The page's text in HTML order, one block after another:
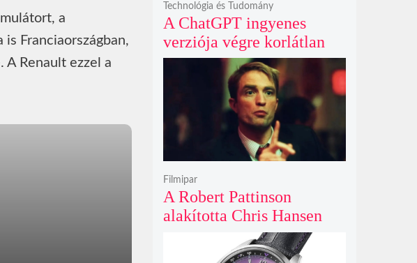
a
Franciaországban,
Renault ezzel a
A ChatGPT ingyenes
verziója végre korlátlan
üzenetküldést kínál
minden felhasználó
Technológia és Tudomány
A Robert Pattinson
alakította Chris Hansen
sötét vadászatra indul a
Primetime előzetesében
Filmipar